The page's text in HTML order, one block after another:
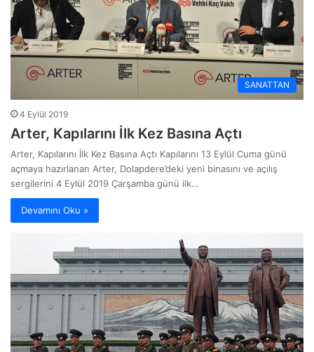
SANATTAN
4 Eylül 2019
Arter, Kapılarını İlk Kez Basına Açtı
Arter, Kapılarını İlk Kez Basına Açtı Kapılarını 13 Eylül Cuma günü
açmaya hazırlanan Arter, Dolapdere’deki yeni binasını ve açılış
sergilerini 4 Eylül 2019 Çarşamba günü ilk…
Devamını Oku »